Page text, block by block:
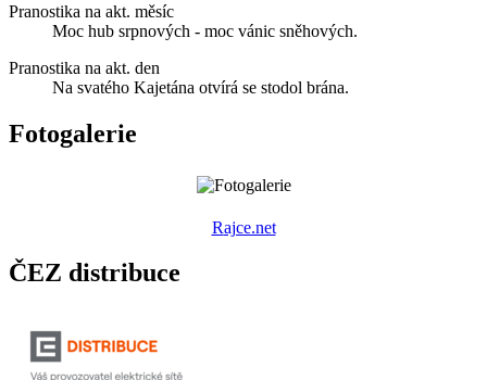
Pranostika na akt. měsíc
Moc hub srpnových - moc vánic sněhových.
Pranostika na akt. den
Na svatého Kajetána otvírá se stodol brána.
Fotogalerie
Rajce.net
ČEZ distribuce